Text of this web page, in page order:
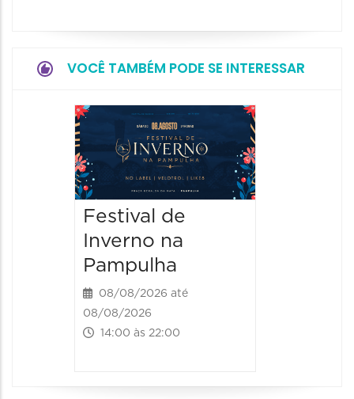
VOCÊ TAMBÉM PODE SE INTERESSAR
Festival de
Inverno na
Pampulha
08/08/2026 até
08/08/2026
14:00 às 22:00